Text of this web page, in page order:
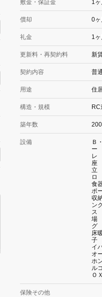
敷金・保証金 1ヶ
償却 0ヶ
礼金 1ヶ
更新料・再契約料 新
契約内容 普
用途 住
構造・規模
築年数
設備
Ｂ
ー
レ
座
立
ロ
食
ポ
収
ン
ス
場
グ
床
子
イ
オ
ホ
ル
ＯＸ
保険その他